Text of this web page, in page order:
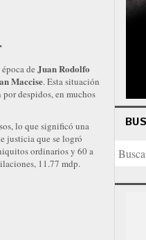
de Juan Rodolfo
Maccise. Esta situación
despidos, en muchos
lo que significó una
justicia que se logró
ordinarios y 60 a
11.77 mdp.